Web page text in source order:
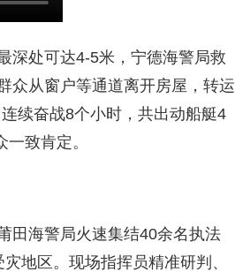
深处可达4-5米，宁德海警局救
众从窗户等通道离开房屋，转运
续奋战8个小时，共出动船艇4
致肯定。
田海警局火速集结40余名执法
地区。现场指挥员精准研判、